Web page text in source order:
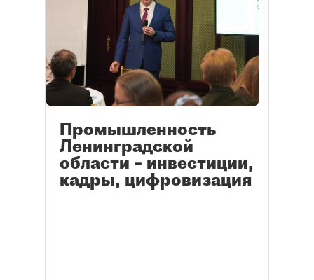
Промышленность
Ленинградской
области – инвестиции,
кадры, цифровизация